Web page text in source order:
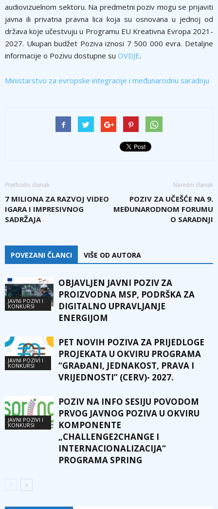
audiovizuelnom sektoru. Na predmetni poziv mogu se prijaviti
javna ili privatna pravna lica koja su osnovana u jednoj od
država koje učestvuju u Programu EU Kreativna Evropa 2021-
2027. Ukupan budžet Poziva iznosi 7 500 000 evra. Detaljne
informacije o Pozivu dostupne su OVDJE.
Ministarstvo za evropske integracije i međunarodnu saradnju
Prethodni članak
7 MILIONA ZA RAZVOJ VIDEO
IGARA I IMPRESIVNOG
SADRŽAJA
Naredni članak
POZIV ZA UČEŠĆE NA 9.
MEĐUNARODNOM FORUMU
O SARADNJI
POVEZANI ČLANCI VIŠE OD AUTORA
JAVNI POZIVI I
KONKURSI
OBJAVLJEN JAVNI POZIV ZA
PROIZVODNA MSP, PODRŠKA ZA
DIGITALNO UPRAVLJANJE
ENERGIJOM
JAVNI POZIVI I
KONKURSI
PET NOVIH POZIVA ZA PRIJEDLOGE
PROJEKATA U OKVIRU PROGRAMA
“GRAĐANI, JEDNAKOST, PRAVA I
VRIJEDNOSTI” (CERV)- 2027.
JAVNI POZIVI I
KONKURSI
POZIV NA INFO SESIJU POVODOM
PRVOG JAVNOG POZIVA U OKVIRU
KOMPONENTE
„CHALLENGE2CHANGE I
INTERNACIONALIZACIJA“
PROGRAMA SPRING